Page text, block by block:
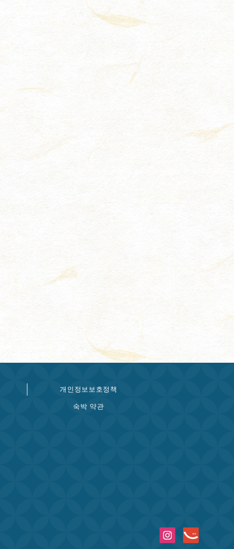
개인정보보호정책
숙박 약관